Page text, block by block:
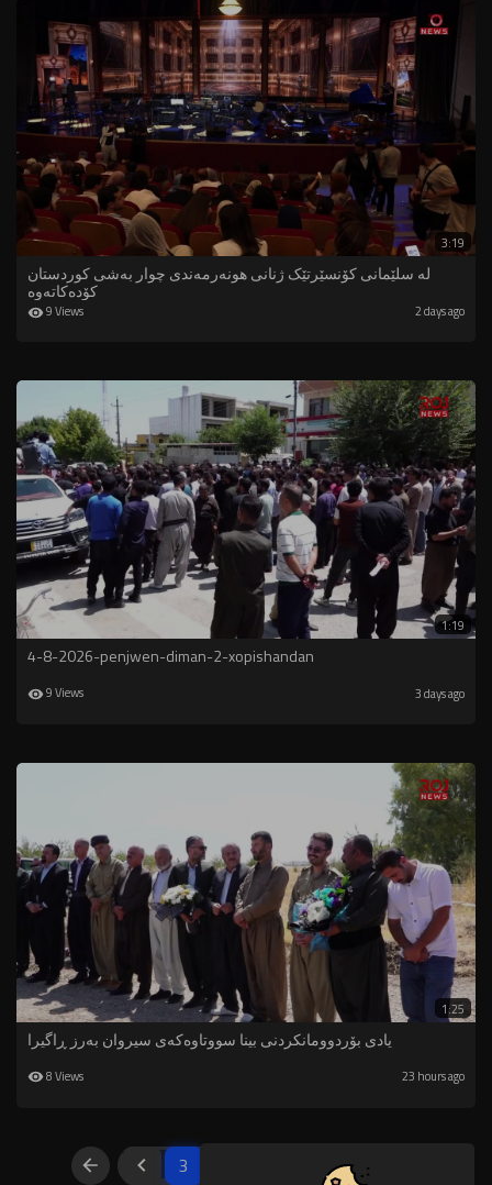
3:19
لە سلێمانی کۆنسێرتێک ژنانی هونەرمەندی چوار بەشی کوردستان
کۆدەکاتەوە
9 Views 2 days ago
1:19
4-8-2026-penjwen-diman-2-xopishandan
9 Views 3 days ago
1:25
یادى بۆردوومانكردنى بینا سووتاوه‌كه‌ى سیروان به‌رز ڕاگیرا
8 Views 23 hours ago
3